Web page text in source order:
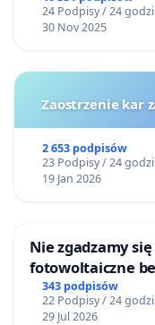
24 Podpisy / 24
30 Nov 2025
Zaostrzenie kar
2 653 podpisów
23 Podpisy / 24
19 Jan 2026
Nie zgadzamy
fotowoltaiczne
mieszkańców
343 podpisów
22 Podpisy / 24
29 Jul 2026